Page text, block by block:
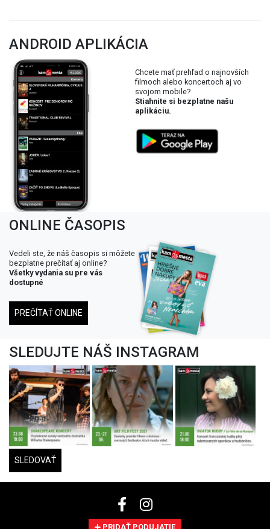
ANDROID APLIKÁCIA
Chcete mať prehľad o najnovších
filmoch alebo koncertoch aj vo
svojom mobile?
Stiahnite si bezplatne našu
aplikáciu.
ONLINE ČASOPIS
Vedeli ste, že náš časopis si môžete
bezplatne prečítať aj online?
Všetky vydania su pre vás
dostupné
PREČÍTAŤ ONLINE
SLEDUJTE NÁŠ INSTAGRAM
SLEDOVAŤ
PRIDAŤ PODUJATIE